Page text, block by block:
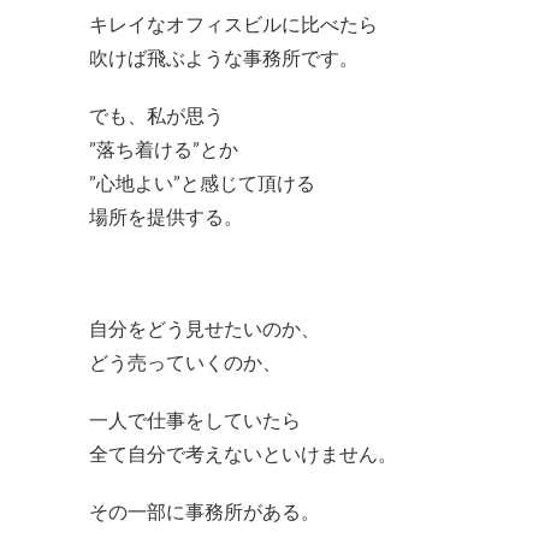
キレイなオフィスビルに比べたら
吹けば飛ぶような事務所です。
でも、私が思う
”落ち着ける”とか
”心地よい”と感じて頂ける
場所を提供する。
自分をどう見せたいのか、
どう売っていくのか、
一人で仕事をしていたら
全て自分で考えないといけません。
その一部に事務所がある。